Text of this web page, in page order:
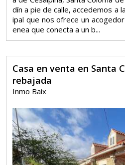
dín a pie de calle, accedemos a
ipal que nos ofrece un
enea que conecta a un b...
Casa en venta en Santa
rebajada
Inmo Baix